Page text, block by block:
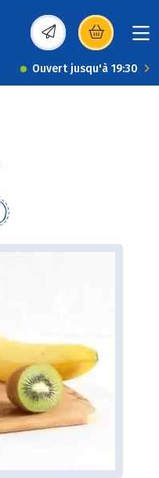
(s’ouvre dans une
Ouvert jusqu'à 19:30